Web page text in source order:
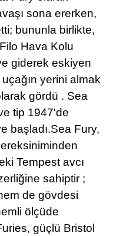
sona ererken,
bununla birlikte,
Hava Kolu
giderek eskiyen
yerini almak
gördü . Sea
tip 1947'de
başladı.Sea Fury,
Tempest avcı
sahiptir ;
de gövdesi
ölçüde
güçlü Bristol